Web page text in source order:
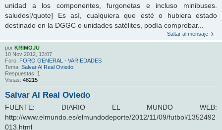
unidad a los componentes, furgonetas e incluso minibuses.
saludos[/quote] Es así, cualquiera que esté o hubiera estado
destinado en la DGGC o unidades satélites, podía comprobar...
Saltar al mensaje
por KRIMOJU
10 Nov 2012, 13:07
Foro: FORO GENERAL - VARIEDADES
Tema: Salvar Al Real Oviedo
Respuestas: 1
Vistas: 48215
Salvar Al Real Oviedo
FUENTE: DIARIO EL MUNDO WEB:
http://www.elmundo.es/elmundodeporte/2012/11/09/futbol/1352492
013.html